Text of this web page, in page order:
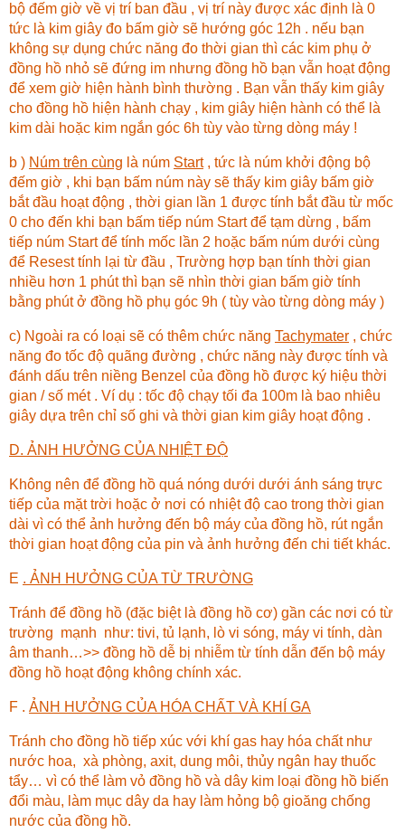
bộ đếm giờ về vị trí ban đầu , vị trí này được xác định là 0
tức là kim giây đo bấm giờ sẽ hướng góc 12h . nếu bạn
không sự dụng chức năng đo thời gian thì các kim phụ ở
đồng hồ nhỏ sẽ đứng im nhưng đồng hồ bạn vẫn hoạt động
để xem giờ hiện hành bình thường . Bạn vẫn thấy kim giây
cho đồng hồ hiện hành chạy , kim giây hiện hành có thể là
kim dài hoặc kim ngắn góc 6h tùy vào từng dòng máy !
b ) Núm trên cùng là núm Start, tức là núm khởi động bộ
đếm giờ , khi bạn bấm núm này sẽ thấy kim giây bấm giờ
bắt đầu hoạt động , thời gian lần 1 được tính bắt đầu từ mốc
0 cho đến khi bạn bấm tiếp núm Start để tạm dừng , bấm
tiếp núm Start để tính mốc lần 2 hoặc bấm núm dưới cùng
để Resest tính lại từ đầu , Trường hợp bạn tính thời gian
nhiều hơn 1 phút thì bạn sẽ nhìn thời gian bấm giờ tính
bằng phút ở đồng hồ phụ góc 9h ( tùy vào từng dòng máy )
c) Ngoài ra có loại sẽ có thêm chức năng Tachymater , chức
năng đo tốc độ quãng đường , chức năng này được tính và
đánh dấu trên niềng Benzel của đồng hồ được ký hiệu thời
gian / số mét . Ví dụ : tốc độ chạy tối đa 100m là bao nhiêu
giây dựa trên chỉ số ghi và thời gian kim giây hoạt động .
D. ẢNH HƯỞNG CỦA NHIỆT ĐỘ
Không nên để đồng hồ quá nóng dưới dưới ánh sáng trực
tiếp của mặt trời hoặc ở nơi có nhiệt độ cao trong thời gian
dài vì có thể ảnh hưởng đến bộ máy của đồng hồ, rút ngắn
thời gian hoạt động của pin và ảnh hưởng đến chi tiết khác.
E . ẢNH HƯỞNG CỦA TỪ TRƯỜNG
Tránh để đồng hồ (đặc biệt là đồng hồ cơ) gần các nơi có từ
trường mạnh như: tivi, tủ lạnh, lò vi sóng, máy vi tính, dàn
âm thanh…>> đồng hồ dễ bị nhiễm từ tính dẫn đến bộ máy
đồng hồ hoạt động không chính xác.
F . ẢNH HƯỞNG CỦA HÓA CHẤT VÀ KHÍ GA
Tránh cho đồng hồ tiếp xúc với khí gas hay hóa chất như
nước hoa, xà phòng, axit, dung môi, thủy ngân hay thuốc
tẩy… vì có thể làm vỏ đồng hồ và dây kim loại đồng hồ biến
đổi màu, làm mục dây da hay làm hỏng bộ gioăng chống
nước của đồng hồ.